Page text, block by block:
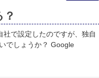
で設定したのですが、独自
でしょうか？ Google